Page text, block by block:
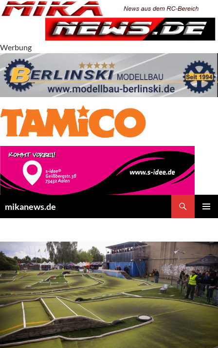
Zum
Inhalt
Werbung
mikanews.de